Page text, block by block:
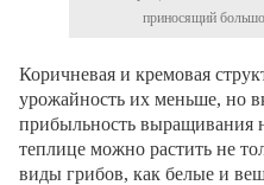
приносящий
Коричневая и кремовая
урожайность их меньше, но
прибыльность выращивания
теплице можно растить не
виды грибов, как белые и